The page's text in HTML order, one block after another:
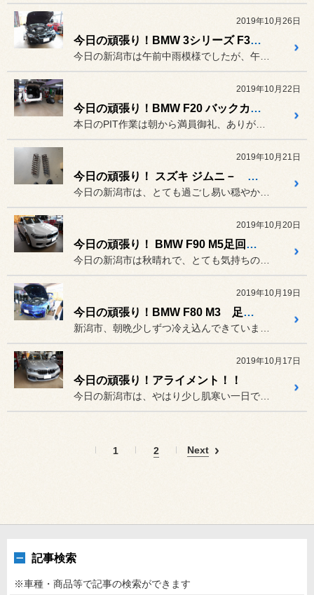
2019年10月26日
今日の頑張り！BMW 3シリーズ F31 足回り交換！！から始まる、新しいドライブレコーダー入荷！！！
2019年10月22日
今日の頑張り！BMW F20 バックカメラ取付！！ ホンダ S660 マフラー交換！！！
2019年10月21日
今日の頑張り！ スズキ ジムニ－ 足回り交換！！
2019年10月20日
今日の頑張り！ BMW F90 M5足回り交換！！
2019年10月19日
今日の頑張り！BMW F80 M3 足回り交換＆アライメント！！
2019年10月17日
今日の頑張り！アライメント！！
1 2 Next
記事検索
※車種・商品等で記事の検索ができます